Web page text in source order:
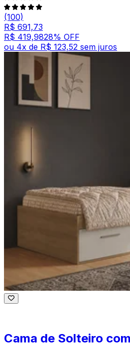
(100)
R$ 691,73
R$ 419,9828% OFF
ou 4x de R$ 123,52 sem juros
Cama de Solteiro